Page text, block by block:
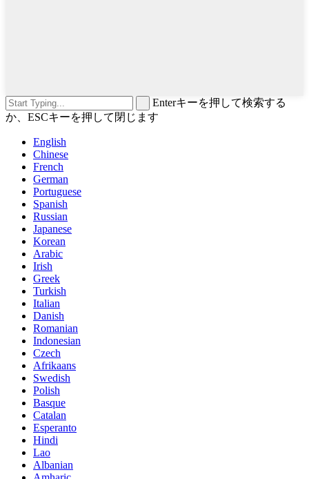
Enterキーを押して検索する
か、ESCキーを押して閉じます
English
Chinese
French
German
Portuguese
Spanish
Russian
Japanese
Korean
Arabic
Irish
Greek
Turkish
Italian
Danish
Romanian
Indonesian
Czech
Afrikaans
Swedish
Polish
Basque
Catalan
Esperanto
Hindi
Lao
Albanian